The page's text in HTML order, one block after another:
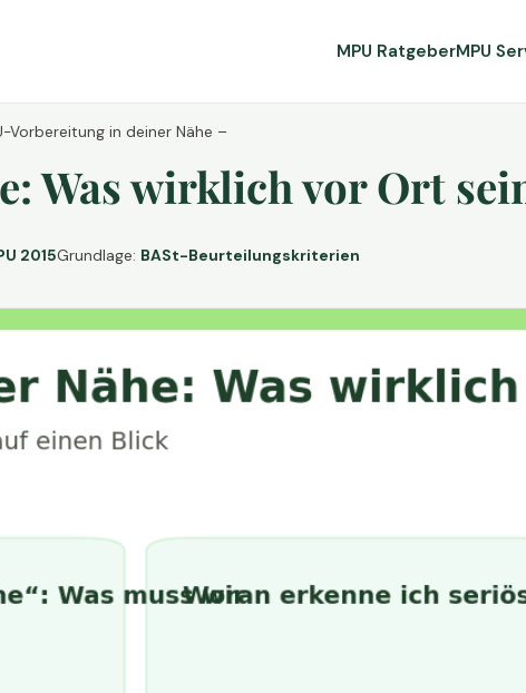
MPU RatgeberMPU
Vorbereitung in deiner Nähe –
Was wirklich vor Ort
2015Grundlage: BASt-Beurteilungskriterien